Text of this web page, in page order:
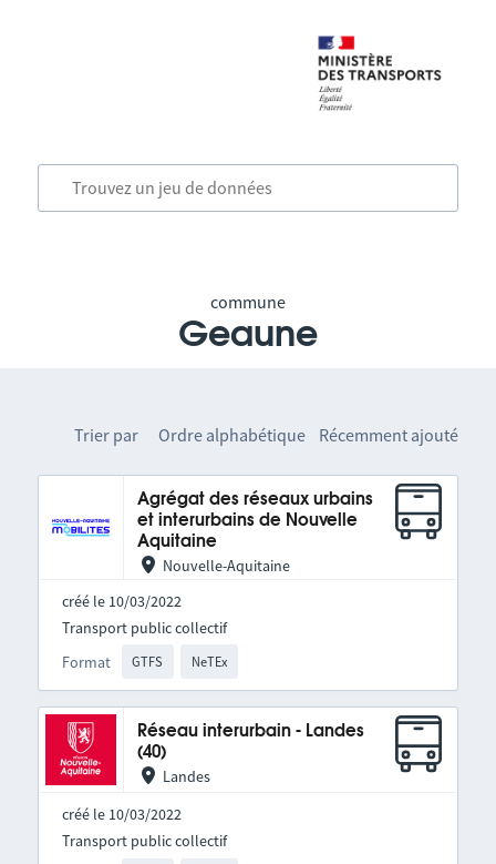
commune
Geaune
Trier par Ordre alphabétique Récemment ajouté
Agrégat des réseaux urbains
et interurbains de Nouvelle
Aquitaine
Nouvelle-Aquitaine
créé le 10/03/2022
Format GTFS NeTEx
Transport public collectif
Réseau interurbain - Landes
(40)
Landes
créé le 10/03/2022
Transport public collectif